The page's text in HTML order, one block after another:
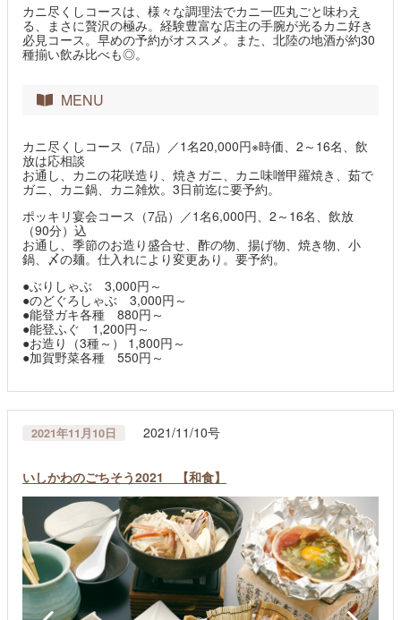
カニ尽くしコースは、様々な調理法でカニ一匹丸ごと味わえ
る、まさに贅沢の極み。経験豊富な店主の手腕が光るカニ好き
必見コース。早めの予約がオススメ。また、北陸の地酒が約30
種揃い飲み比べも◎。
MENU
カニ尽くしコース（7品）／1名20,000円※時価、2～16名、飲
放は応相談
お通し、カニの花咲造り、焼きガニ、カニ味噌甲羅焼き、茹で
ガニ、カニ鍋、カニ雑炊。3日前迄に要予約。
ポッキリ宴会コース（7品）／1名6,000円、2～16名、飲放
（90分）込
お通し、季節のお造り盛合せ、酢の物、揚げ物、焼き物、小
鍋、〆の麺。仕入れにより変更あり。要予約。
●ぶりしゃぶ 3,000円～
●のどぐろしゃぶ 3,000円～
●能登ガキ各種 880円～
●能登ふぐ 1,200円～
●お造り（3種～） 1,800円～
●加賀野菜各種 550円～
2021年11月10日 2021/11/10号
いしかわのごちそう2021 【和食】